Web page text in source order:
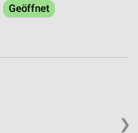
Geöffnet
❯